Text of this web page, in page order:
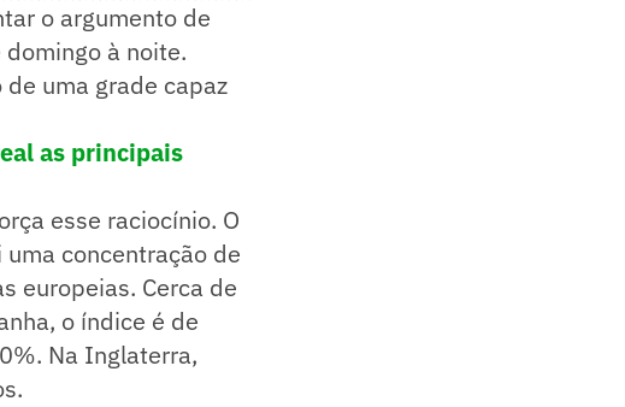
o argumento de
à noite.
uma grade capaz
as principais
esse raciocínio. O
concentração de
europeias. Cerca de
o índice é de
Na Inglaterra,